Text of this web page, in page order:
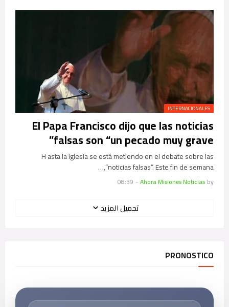
INTERNACIONALES
El Papa Francisco dijo que las noticias
falsas son “un pecado muy grave”
H asta la iglesia se está metiendo en el debate sobre las
“noticias falsas”. Este fin de semana,…
by
Ahora Misiones Noticias
-
08:39
تحميل المزيد
PRONOSTICO